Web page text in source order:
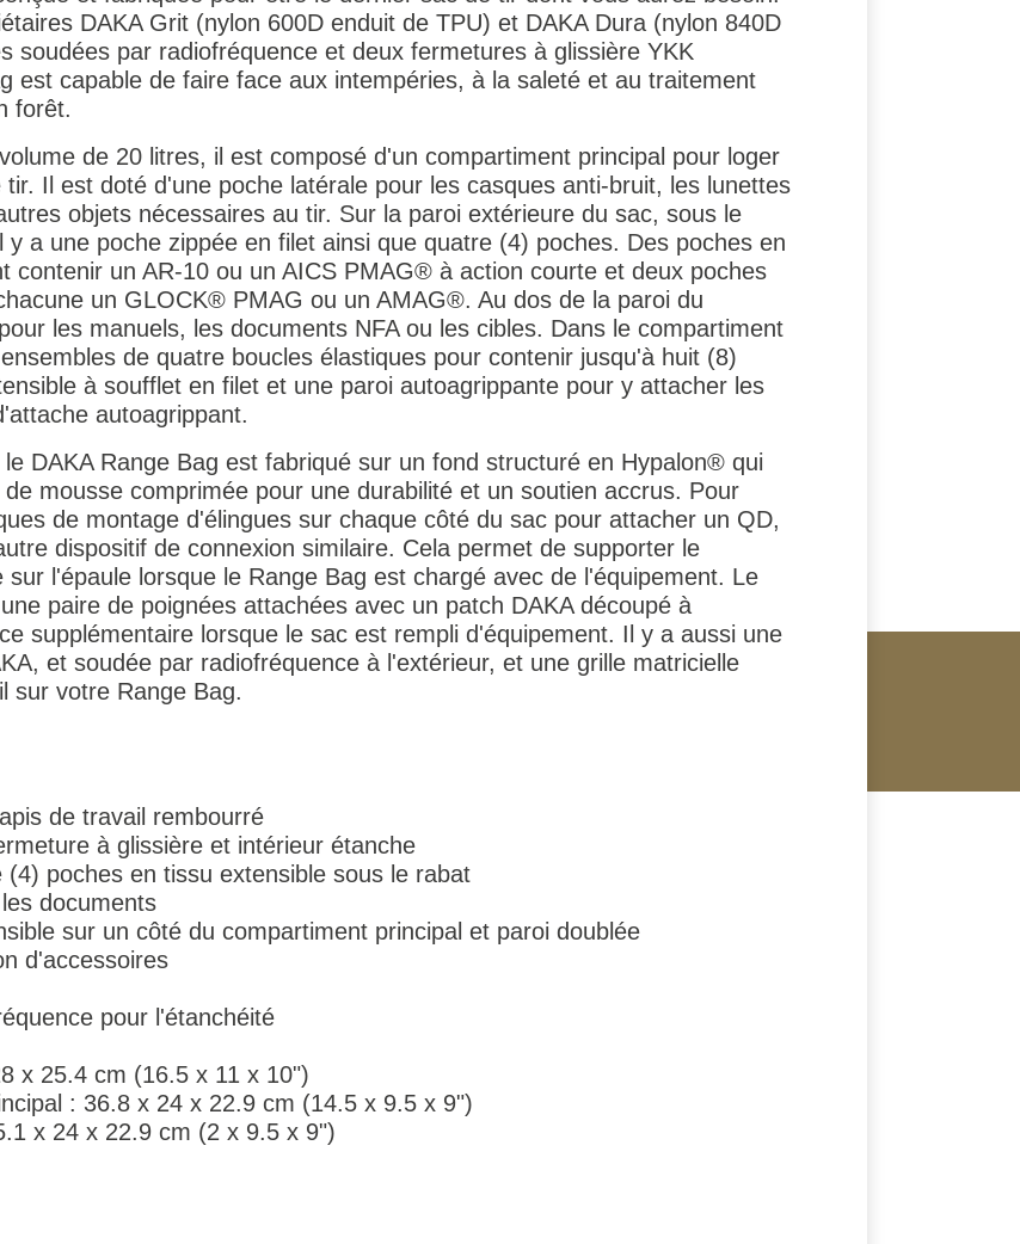
DAKA Grit (nylon 600D enduit de TPU) et DAKA Dura (nylon 840D
soudées par radiofréquence et deux fermetures à glissière YKK
est capable de faire face aux intempéries, à la saleté et au traitement
forêt.
de 20 litres, il est composé d'un compartiment principal pour loger
Il est doté d'une poche latérale pour les casques anti-bruit, les lunettes
objets nécessaires au tir. Sur la paroi extérieure du sac, sous le
a une poche zippée en filet ainsi que quatre (4) poches. Des poches en
contenir un AR-10 ou un AICS PMAG® à action courte et deux poches
un GLOCK® PMAG ou un AMAG®. Au dos de la paroi du
les manuels, les documents NFA ou les cibles. Dans le compartiment
de quatre boucles élastiques pour contenir jusqu'à huit (8)
à soufflet en filet et une paroi autoagrippante pour y attacher les
autoagrippant.
DAKA Range Bag est fabriqué sur un fond structuré en Hypalon® qui
mousse comprimée pour une durabilité et un soutien accrus. Pour
de montage d'élingues sur chaque côté du sac pour attacher un QD,
dispositif de connexion similaire. Cela permet de supporter le
l'épaule lorsque le Range Bag est chargé avec de l'équipement. Le
paire de poignées attachées avec un patch DAKA découpé à
supplémentaire lorsque le sac est rempli d'équipement. Il y a aussi une
et soudée par radiofréquence à l'extérieur, et une grille matricielle
sur votre Range Bag.
de travail rembourré
à glissière et intérieur étanche
poches en tissu extensible sous le rabat
documents
sur un côté du compartiment principal et paroi doublée
d'accessoires
pour l'étanchéité
x 25.4 cm (16.5 x 11 x 10")
: 36.8 x 24 x 22.9 cm (14.5 x 9.5 x 9")
x 24 x 22.9 cm (2 x 9.5 x 9")